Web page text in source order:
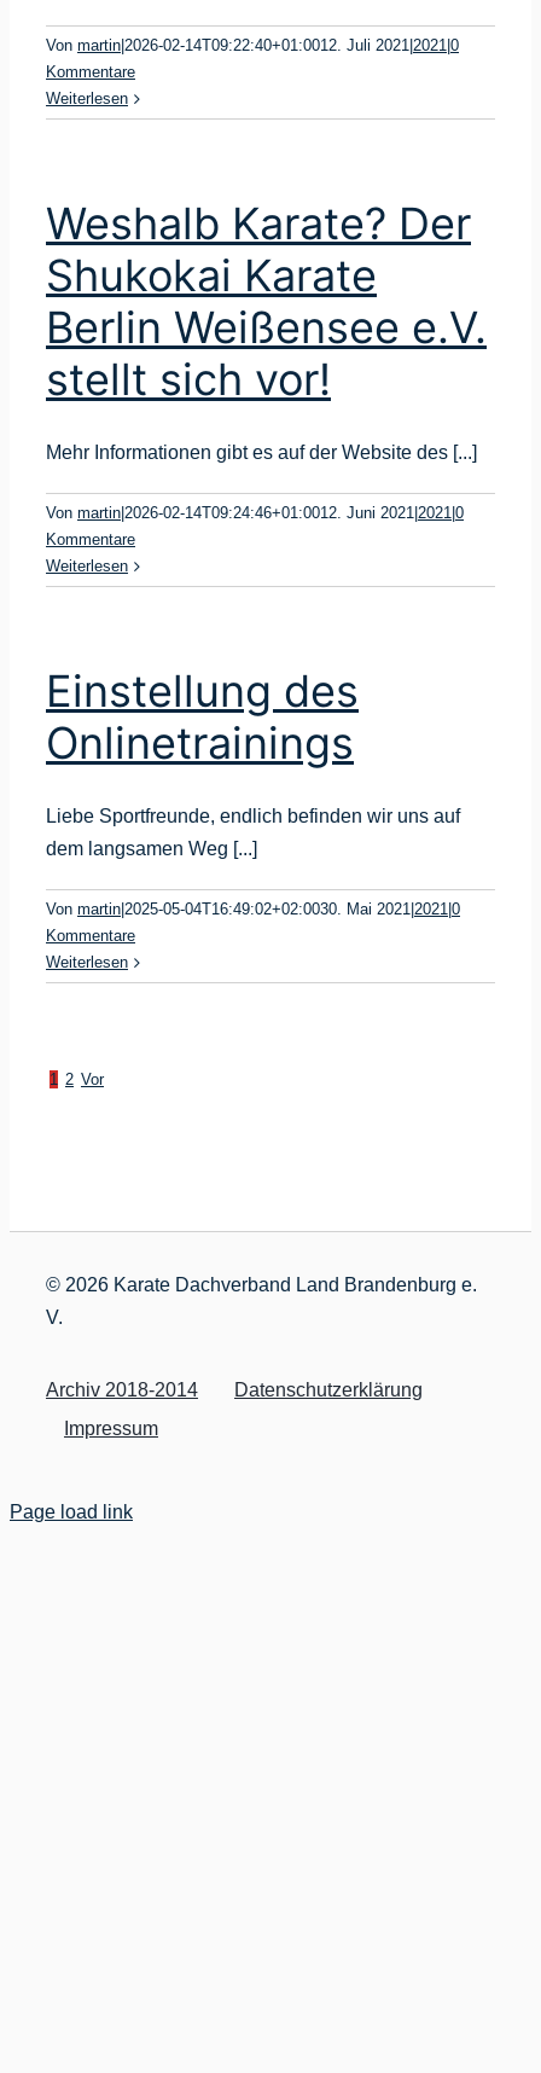
Von martin 2026-02-14T09:22:40+01:0012. Juli 2021 2021 0
Kommentare
Weiterlesen
Weshalb Karate? Der
Shukokai Karate
Berlin Weißensee e.V.
stellt sich vor!
Mehr Informationen gibt es auf der Website des [...]
Von martin 2026-02-14T09:24:46+01:0012. Juni 2021 2021 0
Kommentare
Weiterlesen
Einstellung des
Onlinetrainings
Liebe Sportfreunde, endlich befinden wir uns auf
dem langsamen Weg [...]
Von martin 2025-05-04T16:49:02+02:0030. Mai 2021 2021 0
Kommentare
Weiterlesen
1 2 Vor
© 2026 Karate Dachverband Land Brandenburg e.
V.
Archiv 2018-2014
Datenschutzerklärung
Impressum
Page load link